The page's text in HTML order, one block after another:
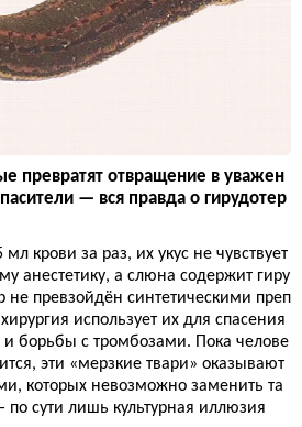
превратят отвращение в уважен
— вся правда о гирудотер
крови за раз, их укус не чувствует
анестетику, а слюна содержит гиру
не превзойдён синтетическими преп
использует их для спасения
борьбы с тромбозами. Пока челове
эти «мерзкие твари» оказывают
которых невозможно заменить та
сути лишь культурная иллюзия